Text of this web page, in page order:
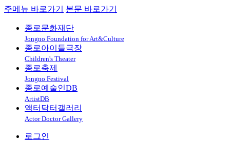
주메뉴 바로가기 본문 바로가기
종로문화재단
Jongno Foundation for Art&Culture
종로아이들극장
Children's Theater
종로축제
Jongno Festival
종로예술인DB
ArtistDB
액터닥터갤러리
Actor Doctor Gallery
로그인